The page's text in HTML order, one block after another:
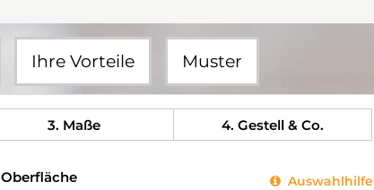
Ihre Vorteile Muster
3. Maße 4. Gestell & Co.
Oberfläche Auswahlhilfe